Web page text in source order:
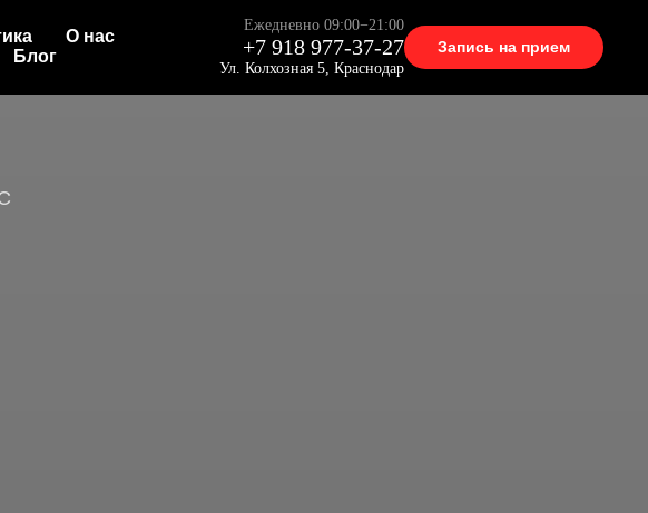
О нас
Блог
Ежедневно 09:00−21:00
+7 918 977-37-27
Ул. Колхозная 5, Краснодар
Запись на прием